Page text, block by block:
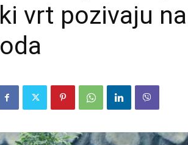
vrt pozivaju